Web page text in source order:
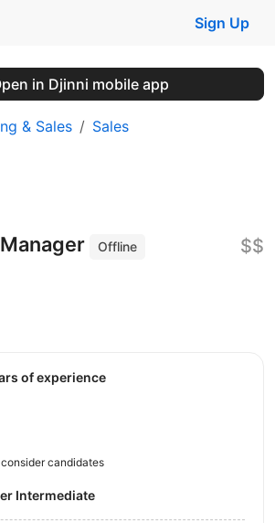
Sign Up
in Djinni mobile app
& Sales Sales
Offline
$$
of experience
candidates
Intermediate